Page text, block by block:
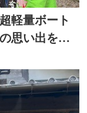
軽量ボート
思い出を作